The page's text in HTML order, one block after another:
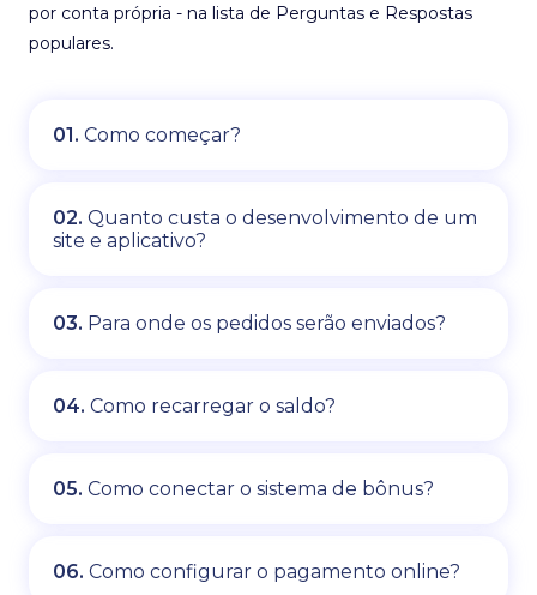
por conta própria - na lista de Perguntas e Respostas
populares.
01. Como começar?
02. Quanto custa o desenvolvimento de um
site e aplicativo?
03. Para onde os pedidos serão enviados?
04. Como recarregar o saldo?
05. Como conectar o sistema de bônus?
06. Como configurar o pagamento online?